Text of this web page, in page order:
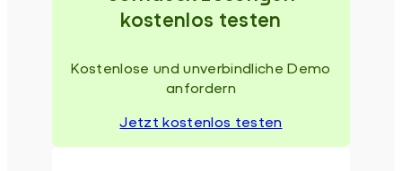
kostenlos testen
Kostenlose und unverbindliche Demo
anfordern
Jetzt kostenlos testen